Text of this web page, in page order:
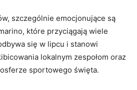
szczególnie emocjonujące ​są‍
które przyciągają wiele
się‍ w lipcu ‍i stanowi
lokalnym zespołom oraz
sportowego święta.